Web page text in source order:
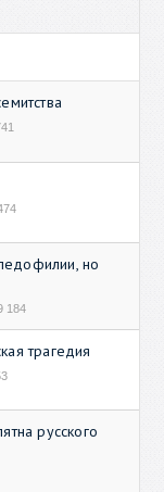
но
184
трагедия
русского